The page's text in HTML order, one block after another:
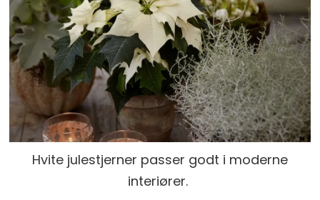
Hvite julestjerner passer godt i moderne
interiører.